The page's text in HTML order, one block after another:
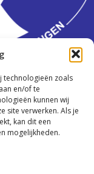
technologieën zoals
en/of te
kunnen wij
site verwerken. Als je
kan dit een
mogelijkheden.